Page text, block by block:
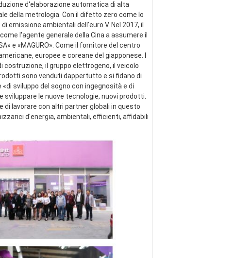
d'elaborazione automatica di alta
della metrologia. Con il difetto zero come lo
emissione ambientali dell'euro V. Nel 2017, il
l'agente generale della Cina a assumere il
e «MAGURO». Come il fornitore del centro
europee e coreane del giapponese. I
il gruppo elettrogeno, il veicolo
sono venduti dappertutto e si fidano di
sviluppo del sogno con ingegnosità e di
le nuove tecnologie, nuovi prodotti.
lavorare con altri partner globali in questo
d'energia, ambientali, efficienti, affidabili